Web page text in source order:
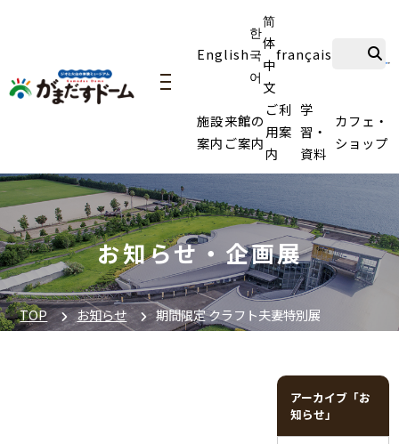
navigation
English
한
국
어
简
体
中
文
français
施設
案内
来館の
ご案内
ご利
用案
内
学
習・
資料
カフェ・
ショップ
お知らせ・企画展
TOP お知らせ 期間限定 クラフト夫妻特別展
アーカイブ「お
知らせ」